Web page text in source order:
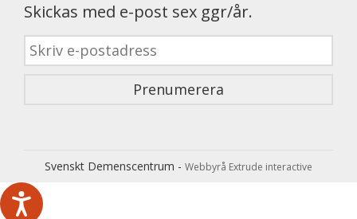
Skickas med e-post sex ggr/år.
Svenskt Demenscentrum - Webbyrå Extrude interactive